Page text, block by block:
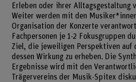
Erleben oder ihrer Alltagsgestaltung
Weiter werden mit den
Organisation der Konzerte
Fachpersonen je 1-2 Fokusgruppen
Ziel, die jeweiligen Perspektiven auf
dessen Wirkung zu erheben. Die
Ergebnisse wird mit den
Trägervereins der Musik-Spitex